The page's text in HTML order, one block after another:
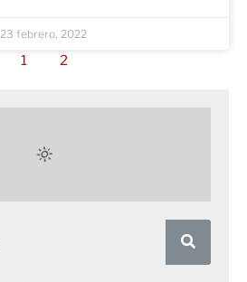
23 febrero, 2022
1 2